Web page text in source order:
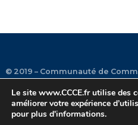
© 2019 – Communauté de
Plan du site • Mentions légales
Le site www.CCCE.frutilise des
améliorer votre expérience
pour plus d'informations.